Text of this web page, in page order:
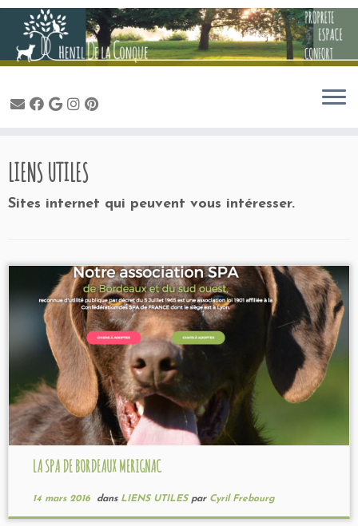
auLIENS UTILES
Sites internet qui peuvent vous intéresser.
LA SPA DE BORDEAUX MERIGNAC
14 mars 2016dans LIENS UTILES par Cyril Frebourg